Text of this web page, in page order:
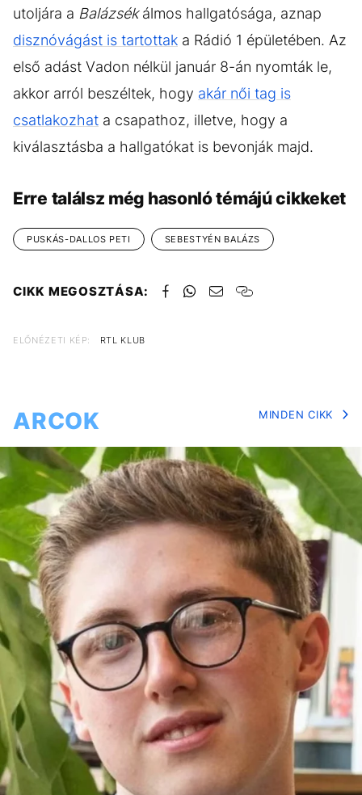
utoljára a Balázsékálmos hallgatósága, aznap
disznóvágást is tartottak a Rádió 1 épületében. Az
első adást Vadon nélkül január 8-án nyomták le,
akkor arról beszéltek, hogy akár női tag is
csatlakozhat a csapathoz, illetve, hogy a
kiválasztásba a hallgatókat is bevonják majd.
Erre találsz még hasonló témájú cikkeket
PUSKÁS-DALLOS PETI SEBESTYÉN BALÁZS
CIKK MEGOSZTÁSA:
ELŐNÉZETI KÉP: RTL KLUB
ARCOK MINDEN CIKK